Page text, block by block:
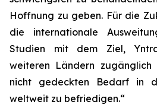
Hoffnung zu geben. Für die
die internationale
Studien mit dem Ziel,
weiteren Ländern
nicht gedeckten Bedarf in
weltweit zu befriedigen.“